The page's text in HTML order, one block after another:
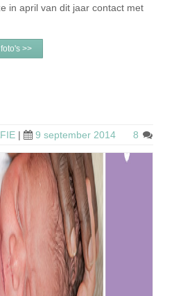
in april van dit jaar contact met
>>
| 9 september 2014 8